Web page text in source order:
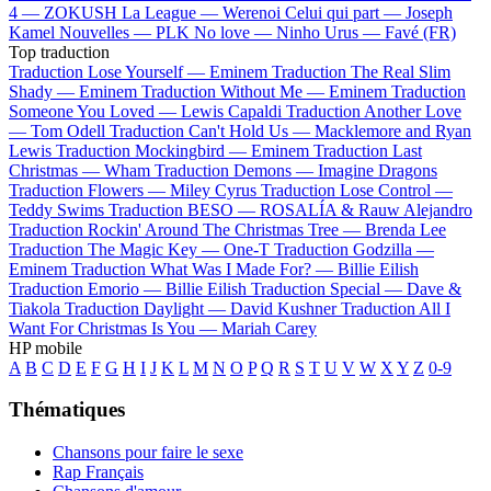
4 — ZOKUSH La League — Werenoi Celui qui part — Joseph
Kamel Nouvelles — PLK No love — Ninho Urus — Favé (FR)
Top traduction
Traduction Lose Yourself — Eminem Traduction The Real Slim
Shady — Eminem Traduction Without Me — Eminem Traduction
Someone You Loved — Lewis Capaldi Traduction Another Love
— Tom Odell Traduction Can't Hold Us — Macklemore and Ryan
Lewis Traduction Mockingbird — Eminem Traduction Last
Christmas — Wham Traduction Demons — Imagine Dragons
Traduction Flowers — Miley Cyrus Traduction Lose Control —
Teddy Swims Traduction BESO — ROSALÍA & Rauw Alejandro
Traduction Rockin' Around The Christmas Tree — Brenda Lee
Traduction The Magic Key — One-T Traduction Godzilla —
Eminem Traduction What Was I Made For? — Billie Eilish
Traduction Emorio — Billie Eilish Traduction Special — Dave &
Tiakola Traduction Daylight — David Kushner Traduction All I
Want For Christmas Is You — Mariah Carey
HP mobile
A B C D E F G H I J K L M N O P Q R S T U V W X Y Z 0-9
Thématiques
Chansons pour faire le sexe
Rap Français